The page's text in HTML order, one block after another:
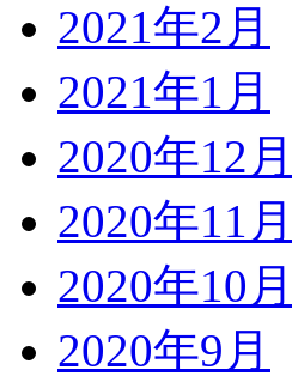
2021年2月
2021年1月
2020年12月
2020年11月
2020年10月
2020年9月